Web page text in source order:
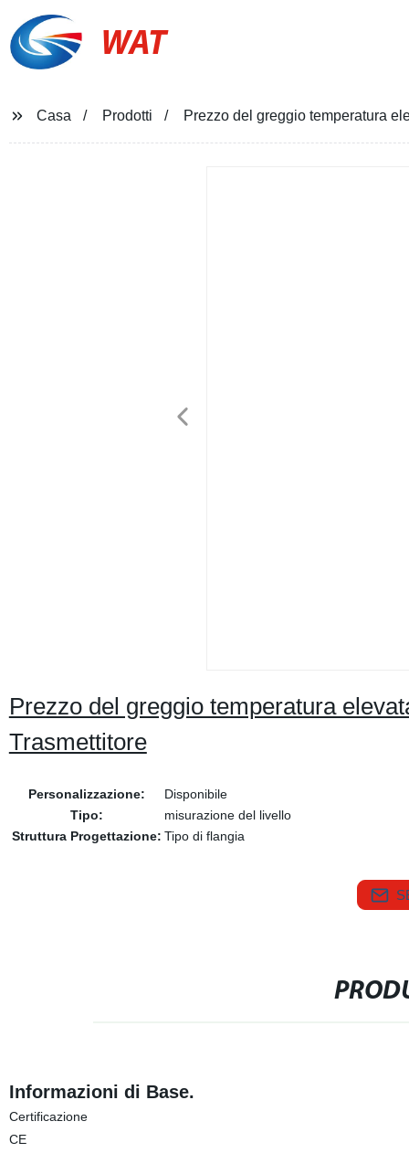
WAT
Casa Prodotti Prezzo del greggio temperatura
Prezzo del greggio temperatura
Trasmettitore
Personalizzazione:
Disponibile
Tipo:
misurazione del livello
Struttura Progettazione: Tipo di flangia
Informazioni di Base.
Certificazione
CE